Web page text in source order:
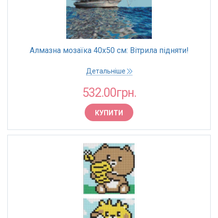
Алмазна мозаїка 40х50 см: Вітрила підняти!
Детальніше
532.00грн.
КУПИТИ